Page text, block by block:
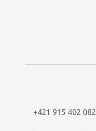
+421 915 402 082